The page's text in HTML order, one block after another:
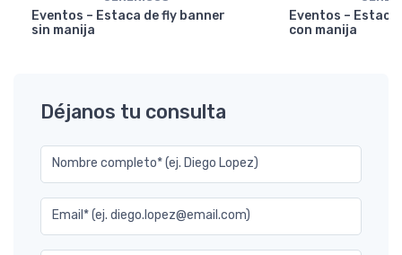
Eventos – Estaca de fly banner
sin manija
Eventos –
con manija
Déjanos tu consulta
Nombre completo* (ej. Diego Lopez)
Email* (ej. diego.lopez@email.com)